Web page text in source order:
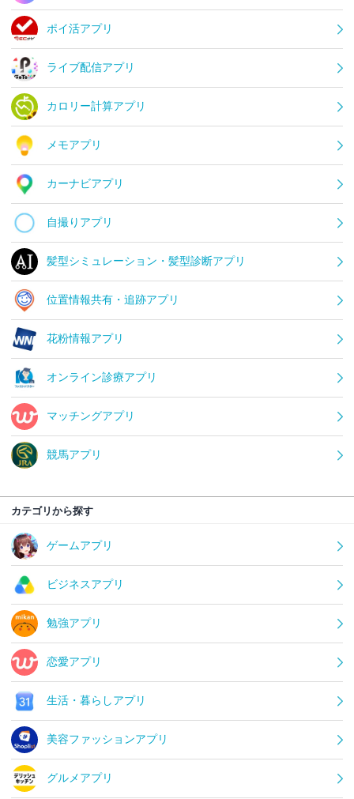
ポイ活アプリ
ライブ配信アプリ
カロリー計算アプリ
メモアプリ
カーナビアプリ
自撮りアプリ
髪型シミュレーション・髪型診断アプリ
位置情報共有・追跡アプリ
花粉情報アプリ
オンライン診療アプリ
マッチングアプリ
競馬アプリ
カテゴリから探す
ゲームアプリ
ビジネスアプリ
勉強アプリ
恋愛アプリ
生活・暮らしアプリ
美容ファッションアプリ
グルメアプリ